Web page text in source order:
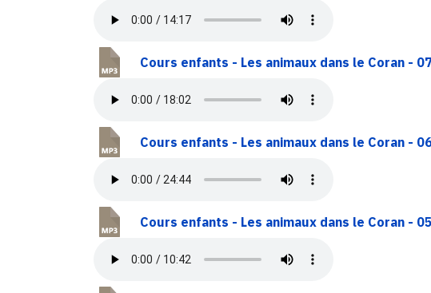
Cours enfants - Les animaux dans le Coran -
Cours enfants - Les animaux dans le Coran -
Cours enfants - Les animaux dans le Coran -